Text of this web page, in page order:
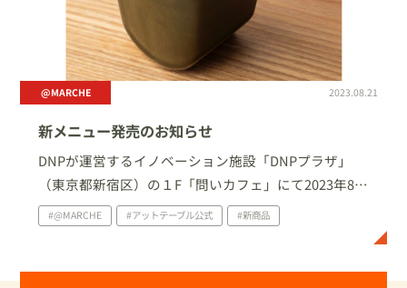
@MARCHE 2023.08.21
新メニュー発売のお知らせ
DNPが運営するイノベーション施設「DNPプラザ」
（東京都新宿区）の１F「問いカフェ」にて2023年8月
21日（月）より期間限定メニューを販売いたします。
#@MARCHE #アットテーブル公式 #新商品